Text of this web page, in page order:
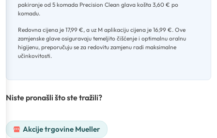
pakiranje od 5 komada Precision Clean glava košta 3,60 € po
komadu.
Redovna cijena je 17,99 €, a uz M aplikaciju cijena je 16,99 €. Ove
zamjenske glave osiguravaju temeljito čišćenje i optimalnu oralnu
higijenu, preporučuju se za redovitu zamjenu radi maksimalne
učinkovitosti.
Niste pronašli što ste tražili?
Akcije trgovine Mueller